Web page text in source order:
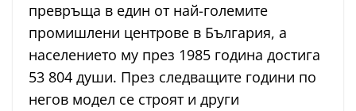
превръща в един от най-големите
промишлени центрове в България, а
населението му през 1985 година достига
53 804 души. През следващите години по
негов модел се строят и други